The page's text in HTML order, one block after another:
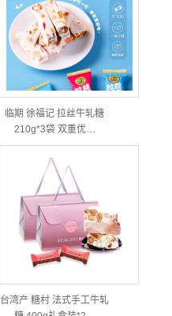
临期 徐福记 拉丝牛轧糖
210g*3袋 双重优…
台湾产 糖村 法式手工牛轧